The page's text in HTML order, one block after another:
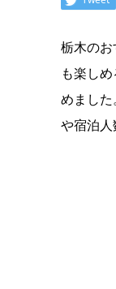
栃木の
も楽し
めまし
や宿泊人